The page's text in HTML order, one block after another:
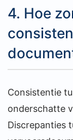
4. Hoe
Consistentie
onderschatte
Discrepanties